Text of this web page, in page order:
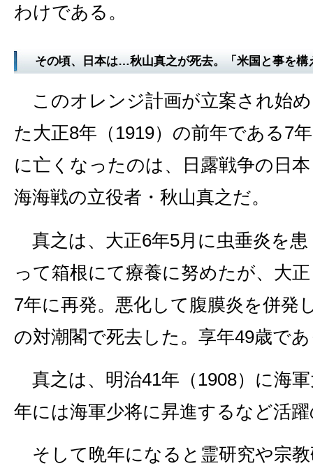
わけである。
その頃、日本は…秋山真之が死去。「米国と事を構
このオレンジ計画が立案され始め
た大正8年（1919）の前年である7年
に亡くなったのは、日露戦争の日本
海海戦の立役者・秋山真之だ。
真之は、大正6年5月に虫垂炎を患
って箱根にて療養に努めたが、大正
7年に再発。悪化して腹膜炎を併発
の対潮閣で死去した。享年49歳で
真之は、明治41年（1908）に海
年には海軍少将に昇進するなど活
そして晩年になると霊研究や宗